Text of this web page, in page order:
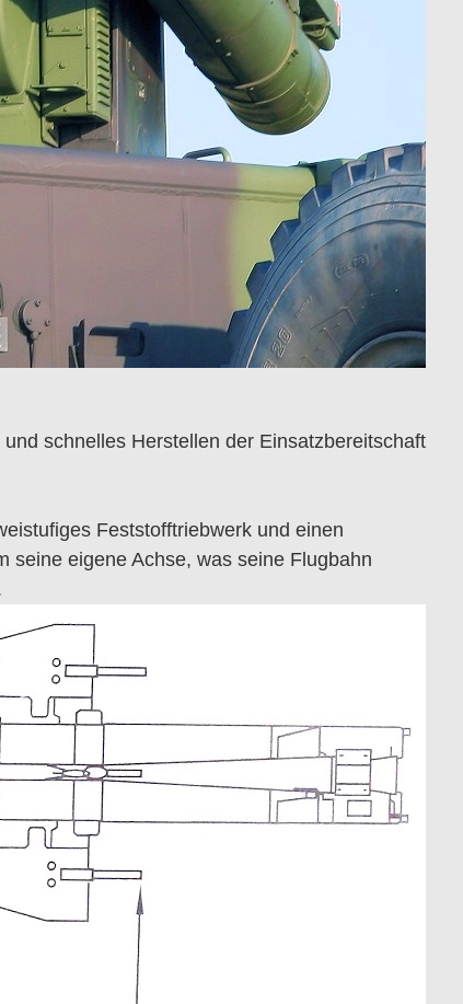
schnelles Herstellen der Einsatzbereitschaft
Feststofftriebwerk und einen
seine eigene Achse, was seine Flugbahn